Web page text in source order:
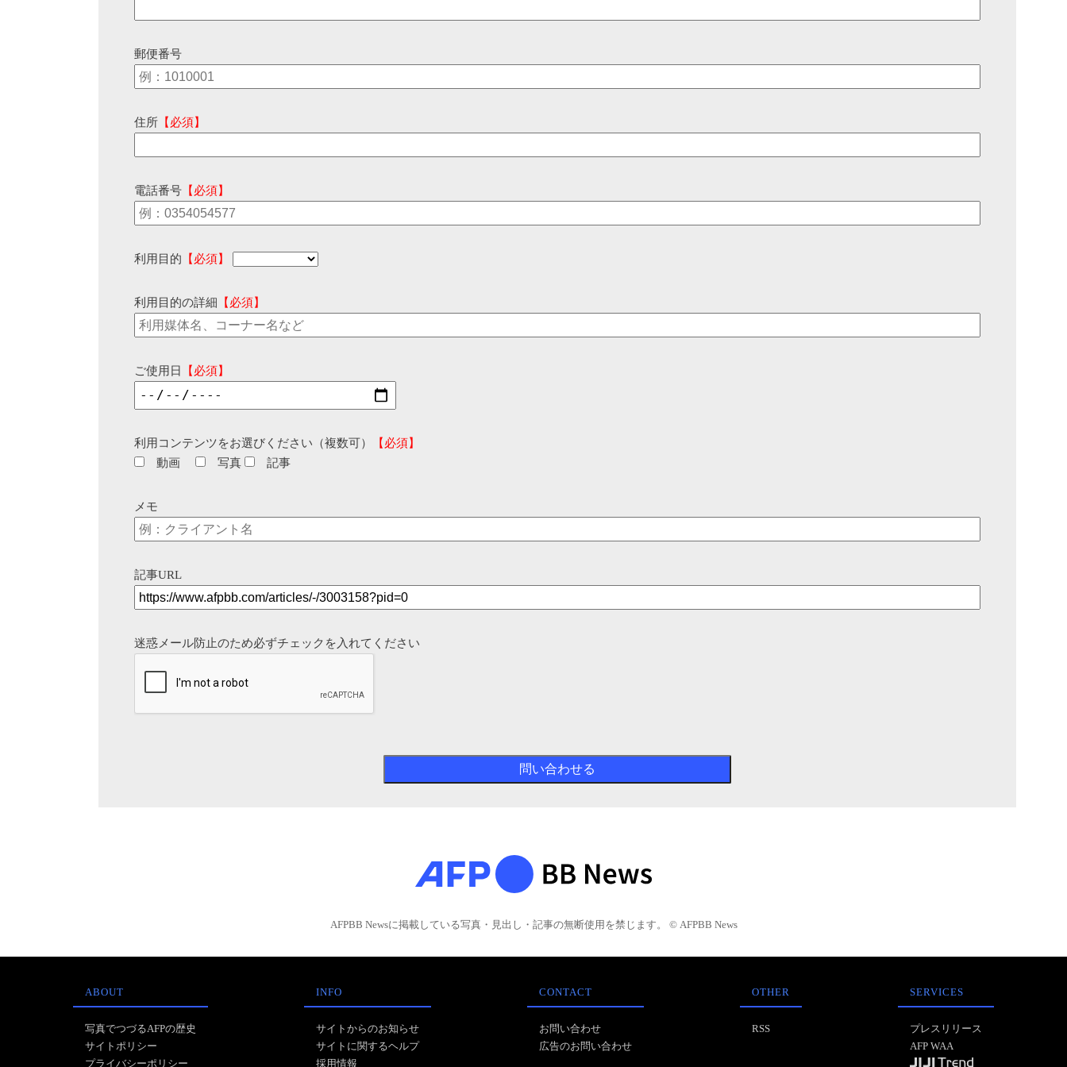
郵便番号
住所 【必須】
電話番号 【必須】
利用目的 【必須】
利用目的の詳細 【必須】
ご使用日 【必須】
利用コンテンツをお選びください（複数可）
【必須】
動画
写真 記事
メモ
記事URL
迷惑メール防止のため必ずチェックを入れてください
AFPBB Newsに掲載している写真・見出し・記事の無断使用を禁じます。 © AFPBB News
ABOUT
写真でつづるAFPの歴史
サイトポリシー
プライバシーポリシー
INFO
サイトからのお知らせ
サイトに関するヘルプ
採用情報
CONTACT
お問い合わせ
広告のお問い合わせ
OTHER
RSS
SERVICES
プレスリリース
AFP WAA